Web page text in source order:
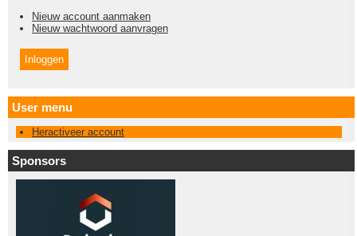
Nieuw account aanmaken
Nieuw wachtwoord aanvragen
User menu
Heractiveer account
Sponsors